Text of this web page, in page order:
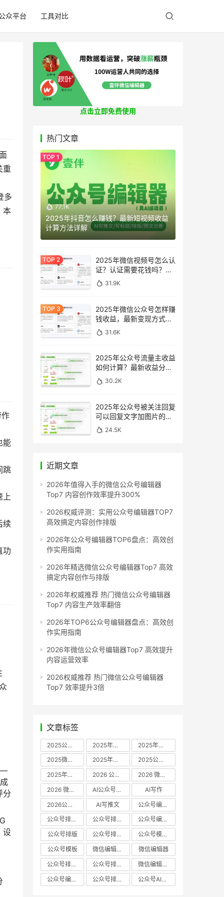
众平台 工具对比
重
多
本
能
跳
上
续
功
点击立即免费使用
热门文章
77.1K
2025年抖音怎么赚钱？最新短视频收益
计算方法详解
2025年微信视频号怎么认
证？认证需要花钱吗？最
新完整指南
31.9K
2025年微信公众号怎样赚
钱收益，最新变现方式完
整指南
31.6K
2025年公众号流量主收益
如何计算？最新收益分析
与提升方法
30.2K
2025年公众号被关注回复
可以回复文字加图片的消
息吗？最新设置指南
24.5K
近期文章
2026年值得入手的微信公众号编辑器
Top7 内容创作效率提升300%
2026权威评测：实用公众号编辑器TOP7
高效搞定内容创作排版
2026年公众号编辑器TOP6盘点：高效创
作实用指南
2026年精选微信公众号编辑器Top7 高效
搞定内容创作与排版
2026年权威推荐 热门微信公众号编辑器
Top7 内容生产效率翻倍
2026年TOP6公众号编辑器盘点：高效创
作实用指南
2026年微信公众号编辑器Top7 高效提升
内容运营效率
2026权威推荐 热门微信公众号编辑器
Top7 效率提升3倍
文章标签
2025公众号编辑器推荐 2025年微信编辑器评测
2025年微信编辑器推荐
2025微信编辑器推荐
2025年微信编辑器实测
2025公众号编辑器评测
2025年公众号排版工具推荐
2026 公众号编辑器权威推荐
2026 微信公众号编辑器推荐
2026 微信公众号编辑器测评
AI公众号编辑器
AI写作
2026公众号排版软件
AI写推文
公众号编辑器哪个好
公众号排版软件哪个好
公众号排版工具评测
公众号编辑器推荐
公众号排版
公众号排版工具
公众号模板工具
公众号模板
微信编辑器哪个好
微信编辑器
公众号排版用什么软件
公众号排版哪个好
微信编辑器评测
公众号编辑器实测
公众号排版编辑器 公众号AI编辑器